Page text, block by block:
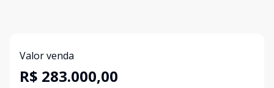
Valor venda
R$ 283.000,00